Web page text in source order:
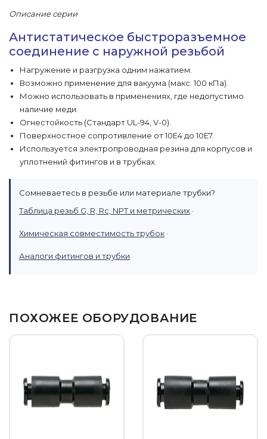
Описание серии
Антистатическое быстроразъемное
соединение с наружной резьбой
Нагружение и разгрузка одним нажатием.
Возможно применение для вакуума (макс. 100 кПа).
Можно использовать в применениях, где недопустимо
наличие меди.
Огнестойкость (Стандарт UL-94, V-0).
Поверхностное сопротивление от 10Е4 до 10Е7.
Используется электропроводная резина для корпусов и
уплотнений фитингов и в трубках.
Сомневаетесь в резьбе или материале трубки?
Таблица резьб G, R, Rc, NPT и метрических ·
Химическая совместимость трубок ·
Аналоги фитингов и трубки
ПОХОЖЕЕ ОБОРУДОВАНИЕ